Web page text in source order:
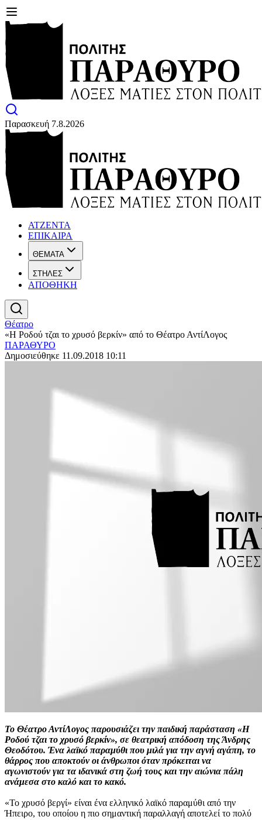
Παρασκευή 7.8.2026
ΑΤΖΕΝΤΑ
ΕΠΙΚΑΙΡΑ
ΘΕΜΑΤΑ
ΣΤΗΛΕΣ
ΑΠΟΘΗΚΗ
Θέατρο
«Η Ροδού τζαι το χρυσό βερκίν» από το Θέατρο ΑντίΛογος
ΠΑΡΑΘΥΡΟ
Δημοσιεύθηκε 11.09.2018 10:11
Το Θέατρο ΑντίΛογος παρουσιάζει την παιδική παράσταση «Η
Ροδού τζαι το χρυσό βερκίν», σε θεατρική απόδοση της Άνδρης
Θεοδότου. Ένα λαϊκό παραμύθι που μιλά για την αγνή αγάπη, το
θάρρος που αποκτούν οι άνθρωποι όταν πρόκειται να
αγωνιστούν για τα ιδανικά στη ζωή τους και την αιώνια πάλη
ανάμεσα στο καλό και το κακό.
«Το χρυσό βεργί» είναι ένα ελληνικό λαϊκό παραμύθι από την
Ήπειρο, του οποίου η πιο σημαντική παραλλαγή αποτελεί το πολύ